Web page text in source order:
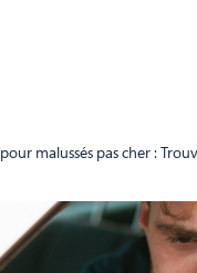
malussés pas cher :